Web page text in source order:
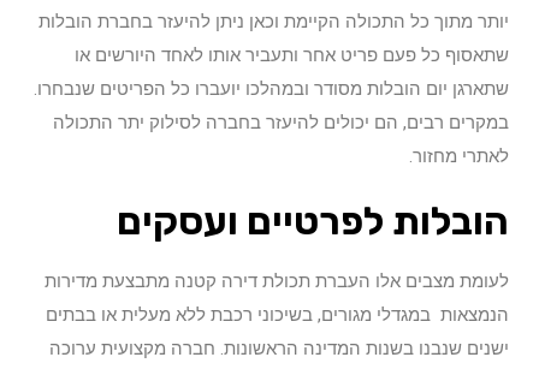
יותר מתוך כל התכולה הקיימת וכאן ניתן להיעזר בחברת הובלות
שתאסוף כל פעם פריט אחר ותעביר אותו לאחד היורשים או
שתארגן יום הובלות מסודר ובמהלכו יועברו כל הפריטים שנבחרו.
במקרים רבים, הם יכולים להיעזר בחברה לסילוק יתר התכולה
לאתרי מחזור.
הובלות לפרטיים ועסקים
לעומת מצבים אלו העברת תכולת דירה קטנה מתבצעת מדירות
הנמצאות במגדלי מגורים, בשיכוני רכבת ללא מעלית או בבתים
ישנים שנבנו בשנות המדינה הראשונות. חברה מקצועית ערוכה